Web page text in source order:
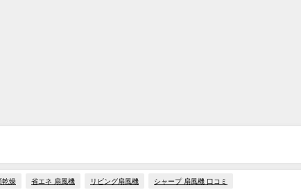
乾燥 省エネ 扇風機 リビング扇風機 シャープ 扇風機 口コミ